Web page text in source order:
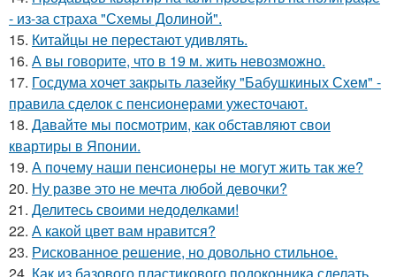
- из-за страха "Схемы Долиной".
15. Китайцы не перестают удивлять.
16. А вы говорите, что в 19 м. жить невозможно.
17. Госдума хочет закрыть лазейку "Бабушкиных Схем" -
правила сделок с пенсионерами ужесточают.
18. Давайте мы посмотрим, как обставляют свои
квартиры в Японии.
19. А почему наши пенсионеры не могут жить так же?
20. Ну разве это не мечта любой девочки?
21. Делитесь своими недоделками!
22. А какой цвет вам нравится?
23. Рискованное решение, но довольно стильное.
24. Как из базового пластикового подоконника сделать